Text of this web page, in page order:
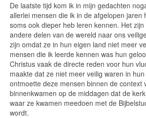
De laatste tijd kom ik in mijn gedachten
allerlei mensen die ik in de afgelopen jaren
soms ook dieper heb leren kennen. Het
andere delen van de wereld naar ons
zijn omdat ze in hun eigen land niet meer
mensen die ik leerde kennen was hun
Christus vaak de directe reden voor hun
maakte dat ze niet meer veilig waren in
ontmoette deze mensen binnen de context
binnenkwamen op de middagen dat de
waar ze kwamen meedoen met de
wordt.